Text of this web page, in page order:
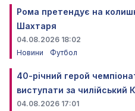
Рома претендує на
Шахтаря
04.08.2026 18:02
Новини
Футбол
40-річний герой
виступати за чилійський
04.08.2026 17:01